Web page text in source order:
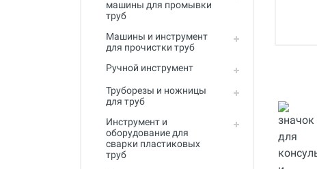
сварки пластиковых труб
монтажа металлопластиковых,
Инструмент для пайки, сварки и
резки. Припой и флюс
Оборудование для сварки
полимеров
машины для промывки
труб
Машины и инструмент
для прочистки труб
Ручной инструмент
Труборезы и ножницы
для труб
Инструмент и
оборудование для
сварки пластиковых
труб